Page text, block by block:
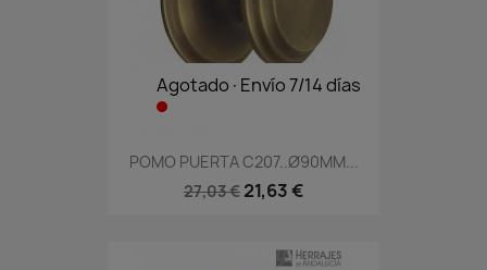
Agotado·Envío 7/14 días
POMO PUERTA C207..Ø90MM...
27,03 € 21,63 €